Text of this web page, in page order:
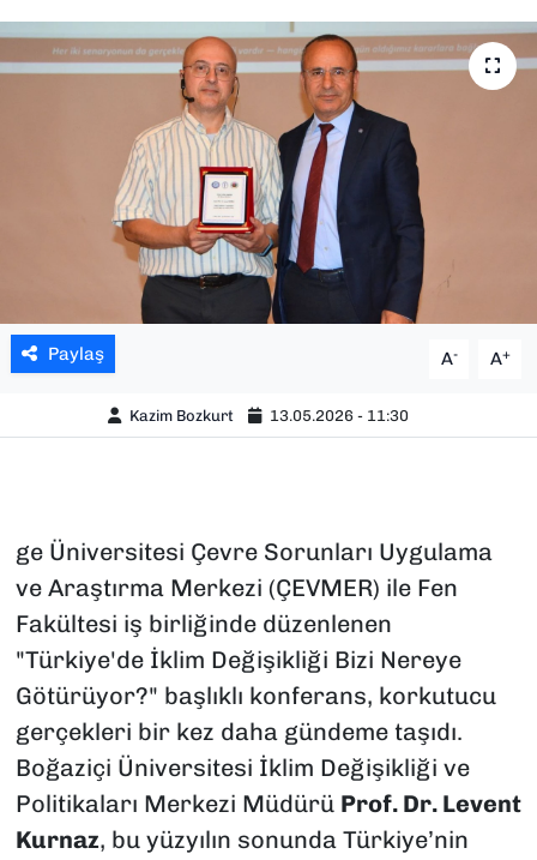
Paylaş A- A+
Kazim Bozkurt 13.05.2026 - 11:30
ge Üniversitesi Çevre Sorunları Uygulama
ve Araştırma Merkezi (ÇEVMER) ile Fen
Fakültesi iş birliğinde düzenlenen
"Türkiye'de İklim Değişikliği Bizi Nereye
Götürüyor?" başlıklı konferans, korkutucu
gerçekleri bir kez daha gündeme taşıdı.
Boğaziçi Üniversitesi İklim Değişikliği ve
Politikaları Merkezi Müdürü Prof. Dr. Levent
Kurnaz, bu yüzyılın sonunda Türkiye’nin
YEREL YÖNETİMLER